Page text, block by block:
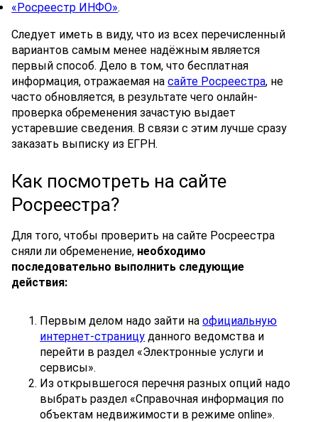
«Росреестр ИНФО».
Следует иметь в виду, что из всех перечисленный
вариантов самым менее надёжным является
первый способ. Дело в том, что бесплатная
информация, отражаемая насайте Росреестра, не
часто обновляется, в результате чего онлайн-
проверка обременения зачастую выдает
устаревшие сведения. В связи с этим лучше сразу
заказать выписку из ЕГРН.
Как посмотреть на сайте
Росреестра?
Для того, чтобы проверить на сайте Росреестра
сняли ли обременение, необходимо
последовательно выполнить следующие
действия:
Первым делом надо зайти наофициальную
интернет-страницу данного ведомства и
перейти в раздел «Электронные услуги и
сервисы».
Из открывшегося перечня разных опций надо
выбрать раздел «Справочная информация по
объектам недвижимости в режиме online».